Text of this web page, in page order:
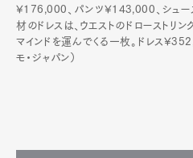
¥176,000、パンツ¥143,000、シュ
材のドレスは、ウエストのドローストリ
マインドを運んでくる一枚。ドレス
モ・ジャパン）